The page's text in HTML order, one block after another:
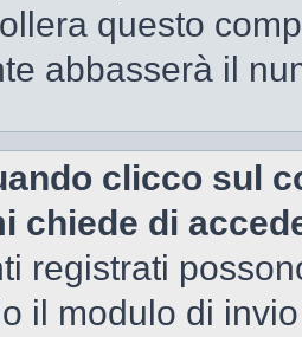
questo
abbasserà il
clicco sul
chiede di
registrati
il modulo di